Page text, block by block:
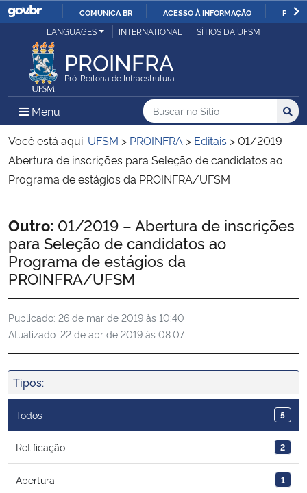
IR
O
COMUNICA BR ACESSO À INFORMAÇÃO
Ministério da Justiça e Segurança Pública
Ministério da Defesa
Ministério das Relações Exteriores
Ministério da Economia
Ministério da Agricultura, Pecuária e Abastecimento
Ministério da Educação
Ministério da Cidadania
Ministério da Saúde
Ministério de Minas e Energia
Ministério do Meio Ambiente
LANGUAGES INTERNATIONAL SÍTIOS DA UFSM
PROINFRA
Pró-Reitoria de Infraestrutura
Menu Menu Principal do Sítio
Busca
Buscar no no Sítio
Busca:
Você está aqui: UFSM > PROINFRA > Editais >01/2019 –
Abertura de inscrições para Seleção de candidatos ao
Programa de estágios da PROINFRA/UFSM
Início do conteúdo
Outro: 01/2019 – Abertura de inscrições
para Seleção de candidatos ao
Programa de estágios da
PROINFRA/UFSM
Publicado: 26 de mar de 2019 às 10:40
Atualizado: 22 de abr de 2019 às 08:07
Tipos:
Todos 5
Retificação 2
Abertura 1